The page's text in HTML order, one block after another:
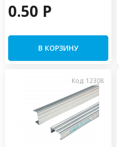
0.50 P
В КОРЗИНУ
Код: 12308